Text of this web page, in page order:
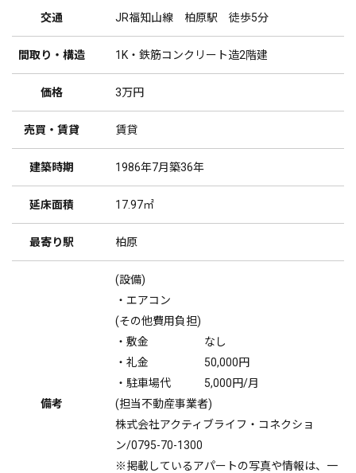
交通 JR福知山線 柏原駅 徒歩5分
間取り・構造 1K・鉄筋コンクリート造2階建
価格 3万円
売買・賃貸 賃貸
建築時期 1986年7月築36年
延床面積 17.97㎡
最寄り駅 柏原
備考
(設備)
・エアコン
(その他費用負担)
・敷金 なし
・礼金 50,000円
・駐車場代 5,000円/月
(担当不動産事業者)
株式会社アクティブライフ・コネクショ
ン/0795-70-1300
※掲載しているアパートの写真や情報は、一